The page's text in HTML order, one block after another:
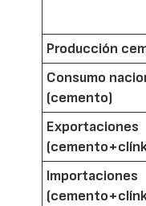
Producción
Consumo
(cemento)
Exportaciones
Importaciones